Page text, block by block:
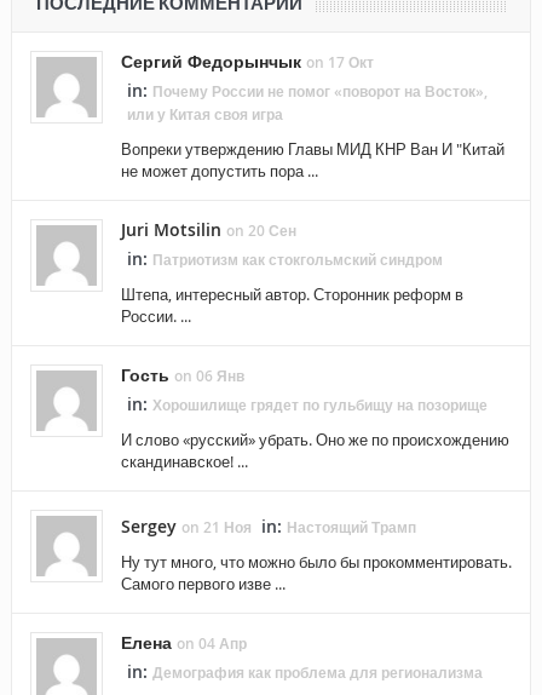
Сергий Федорынчык on 17 Окт
in: Почему России не помог «поворот на Восток»,
или у Китая своя игра
Вопреки утверждению Главы МИД КНР Ван И "Китай
не может допустить пора ...
Juri Motsilin on 20 Сен
in: Патриотизм как стокгольмский синдром
Штепа, интересный автор. Сторонник реформ в
России. ...
Гость on 06 Янв
in: Хорошилище грядет по гульбищу на позорище
И слово «русский» убрать. Оно же по происхождению
скандинавское! ...
Sergey on 21 Ноя in: Настоящий Трамп
Ну тут много, что можно было бы прокомментировать.
Самого первого изве ...
Елена on 04 Апр
in: Демография как проблема для регионализма